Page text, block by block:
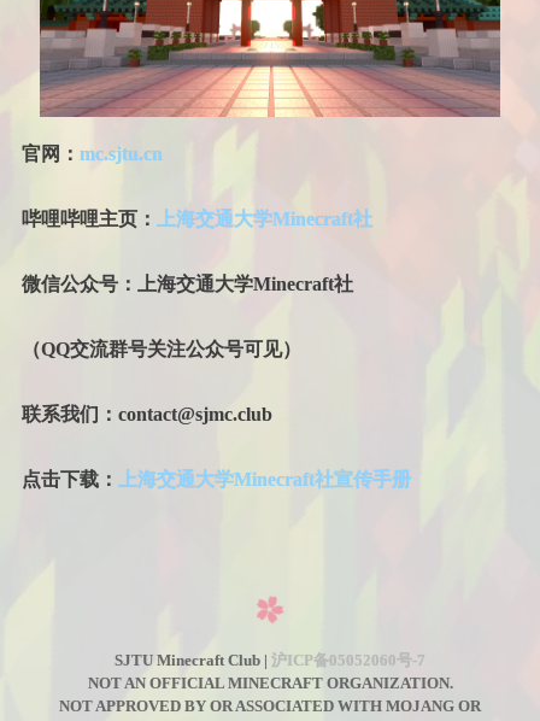
官网： mc.sjtu.cn
哔哩哔哩主页： 上海交通大学Minecraft社
微信公众号：上海交通大学Minecraft社
（QQ交流群号关注公众号可见）
联系我们：contact@sjmc.club
点击下载： 上海交通大学Minecraft社宣传手册
SJTU Minecraft Club | 沪ICP备05052060号-7
NOT AN OFFICIAL MINECRAFT ORGANIZATION.
NOT APPROVED BY OR ASSOCIATED WITH MOJANG OR